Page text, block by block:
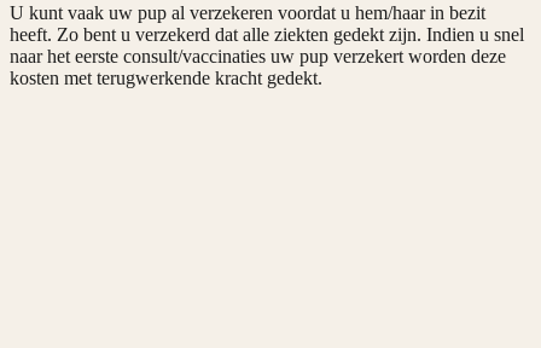
U kunt vaak uw pup al verzekeren voordat u hem/haar in bezit
heeft. Zo bent u verzekerd dat alle ziekten gedekt zijn. Indien u snel
naar het eerste consult/vaccinaties uw pup verzekert worden deze
kosten met terugwerkende kracht gedekt.